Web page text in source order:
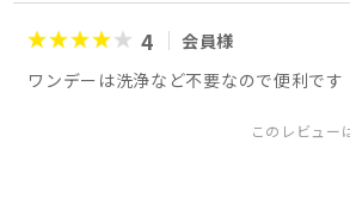
4
会員様
ワンデーは洗浄など不要なので便利です
このレビュー